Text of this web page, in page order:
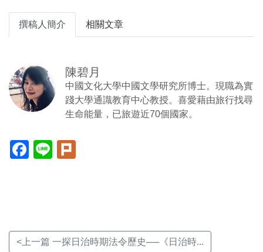
撰稿人簡介 相關文章
陳碧月
中國文化大學中國文學研究所博士。現職為實
踐大學通識教育中心教授。喜愛藉由旅行找尋
生命能量，已旅遊近70個國家。
Facebook(另
開
Line(另
開
<上一篇 一探日治時期法令歷史──《日治時...